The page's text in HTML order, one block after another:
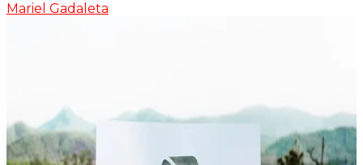
Mariel Gadaleta